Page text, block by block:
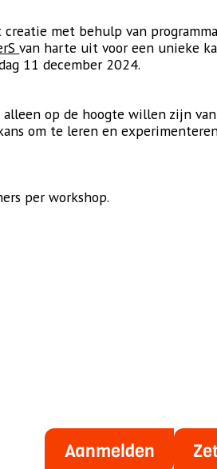
met behulp van
van harte uit voor een unieke
11 december 2024.
op de hoogte willen zijn
om te leren en
per workshop.
Aanmelden